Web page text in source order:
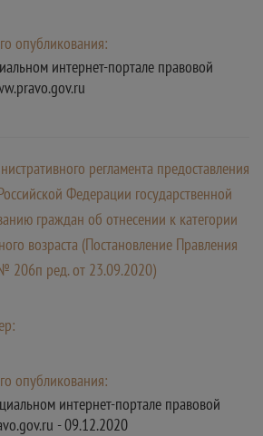
опубликования:
интернет-портале правовой
регламента предоставления
Федерации государственной
граждан об отнесении к категории
возраста (Постановление Правления
ред. от 23.09.2020)
опубликования:
интернет-портале правовой
- 09.12.2020